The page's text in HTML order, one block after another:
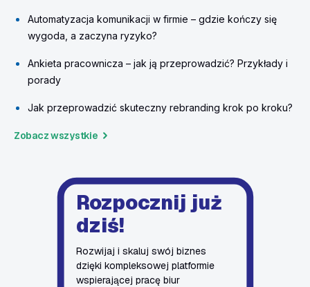
Automatyzacja komunikacji w firmie – gdzie kończy się
wygoda, a zaczyna ryzyko?
Ankieta pracownicza – jak ją przeprowadzić? Przykłady i
porady
Jak przeprowadzić skuteczny rebranding krok po kroku?
Zobacz wszystkie
Rozpocznij już
dziś!
Rozwijaj i skaluj swój biznes
dzięki kompleksowej platformie
wspierającej pracę biur